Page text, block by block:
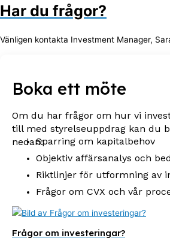
Har du frågor?
Vänligen kontakta Investment Manager,
Boka ett möte
Om du har frågor om hur vi
till med styrelseuppdrag kan du
nedan:Sparring om kapitalbehov
Objektiv affärsanalys och
Riktlinjer för utformning av
Frågor om CVX och vår
Frågor om investeringar?